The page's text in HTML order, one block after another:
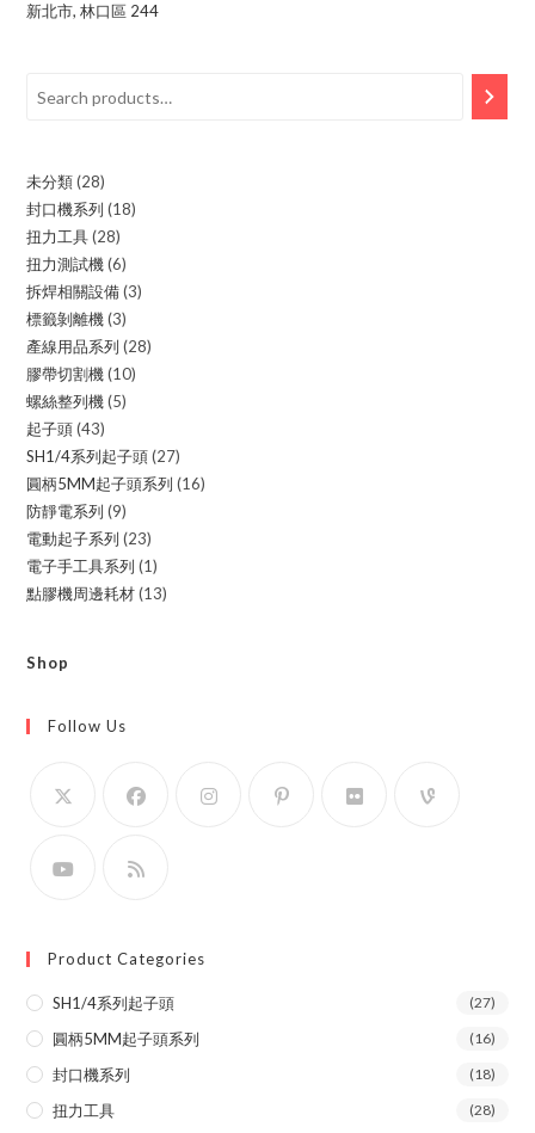
新北市,林口區 244
未分類 2828
products
封口機系列 1818
扭力工具 2828
products
扭力測試機 66
products
拆焊相關設備 33
標籤剝離機 33
products
產線用品系列 2828
膠帶切割機 1010
螺絲整列機 55
起子頭 4343
products
SH1/4系列起子頭 2727
products
圓柄5MM起子頭系列 1616
防靜電系列 99
products
電動起子系列 2323
products
電子手工具系列 11
product
點膠機周邊耗材 1313
Shop
Follow Us
Product Categories
SH1/4系列起子頭 (27)
圓柄5MM起子頭系列 (16)
封口機系列 (18)
扭力工具 (28)